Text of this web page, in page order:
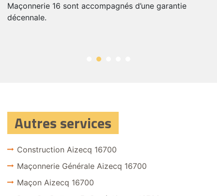
Maçonnerie 16 sont accompagnés d’une garantie
décennale.
Autres services
Construction Aizecq 16700
Maçonnerie Générale Aizecq 16700
Maçon Aizecq 16700